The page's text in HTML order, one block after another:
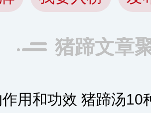
猪蹄文章
用和功效 猪蹄汤10